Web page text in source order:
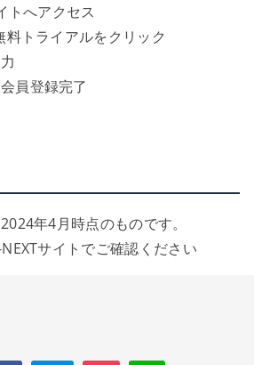
トへアクセス
トライアルをクリック
員登録完了
年4月時点のものです。
サイトでご確認ください